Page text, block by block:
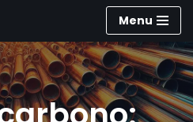
Menu